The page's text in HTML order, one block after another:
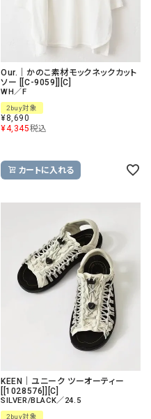
Our.｜かのこ素材モックネックカット
ソー [[C-9059]][C]
WH／F
2buy対象
¥8,690
¥4,345税込
カートに入れる
KEEN｜ユニーク ツーオーティー
[[1028576]][C]
SILVER/BLACK／24.5
2buy対象